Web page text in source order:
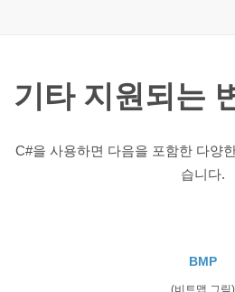
기타 지원되는
C#을 사용하면 다음을 포함한 다양
습니다.
BMP
(비트맵 그림)